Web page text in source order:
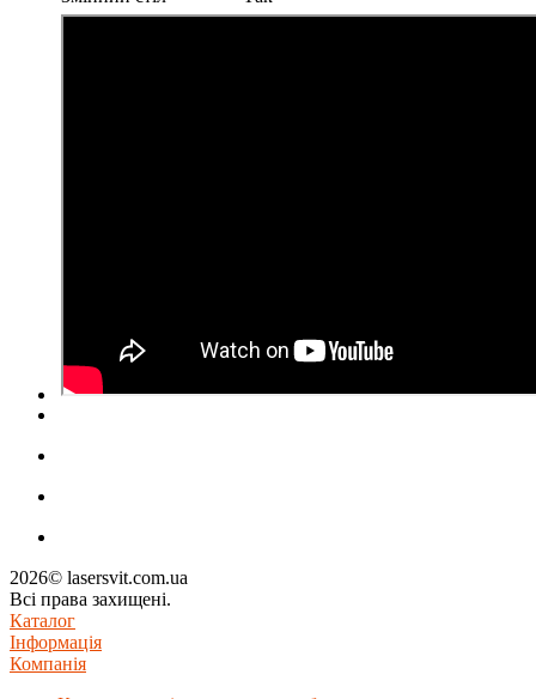
2026© lasersvit.com.ua
Всі права захищені.
Каталог
Інформація
Компанія